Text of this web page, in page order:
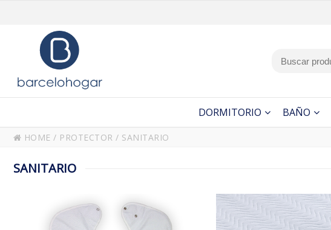
DORMITORIO BAÑO
HOME / PROTECTOR / SANITARIO
SANITARIO